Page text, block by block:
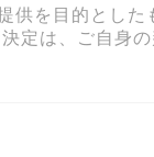
供を目的とした
定は、ご自身